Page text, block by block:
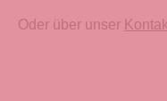
Oder über unser